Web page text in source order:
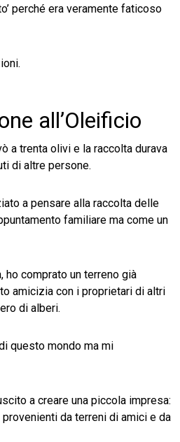
perché era veramente faticoso
all’Oleificio
a trenta olivi e la raccolta durava
di altre persone.
a pensare alla raccolta delle
familiare ma come un
ho comprato un terreno già
amicizia con i proprietari di altri
di alberi.
questo mondo ma mi
a creare una piccola impresa:
da terreni di amici e da